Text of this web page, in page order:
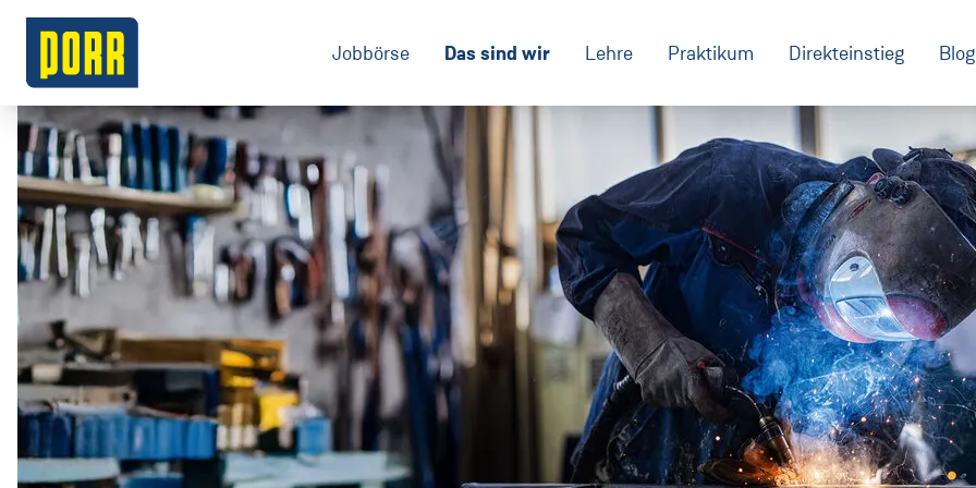
Jobbörse Das sind wir Lehre Praktikum Direkteinstieg Blog